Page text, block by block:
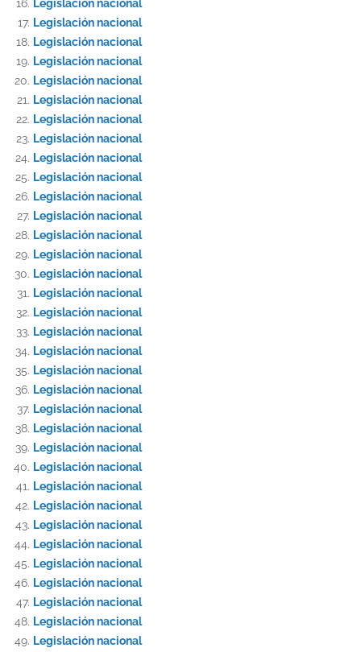
Legislación nacional
Legislación nacional
Legislación nacional
Legislación nacional
Legislación nacional
Legislación nacional
Legislación nacional
Legislación nacional
Legislación nacional
Legislación nacional
Legislación nacional
Legislación nacional
Legislación nacional
Legislación nacional
Legislación nacional
Legislación nacional
Legislación nacional
Legislación nacional
Legislación nacional
Legislación nacional
Legislación nacional
Legislación nacional
Legislación nacional
Legislación nacional
Legislación nacional
Legislación nacional
Legislación nacional
Legislación nacional
Legislación nacional
Legislación nacional
Legislación nacional
Legislación nacional
Legislación nacional
Legislación nacional